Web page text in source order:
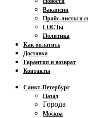
Вакансии
Прайс-листы и
ГОСТы
Политика
Как оплатить
Доставка
Гарантия и возврат
Контакты
Санкт-Петербург
Назад
Города
Москва